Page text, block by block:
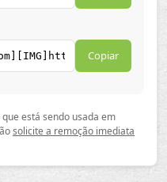
Copiar
está sendo usada em
solicite a remoção imediata